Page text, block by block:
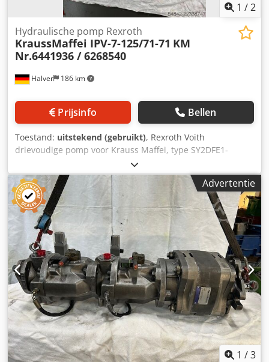
1 /2
Halver 186 km
Hydraulische pomp Rexroth
KraussMaffei IPV-7-125/71-71 KM
Nr.6441936 / 6268540
Prijsinfo Bellen
Toestand: uitstekend (gebruikt), Rexroth Voith
drievoudige pomp voor Krauss Maffei, type SY2DFE1-
20/071/071 KM-nummer: 6268540 Dodozl Dg Nopfx Ab
Eock KM-nummer: 6441936 R901196471
Advertentie
1 /3